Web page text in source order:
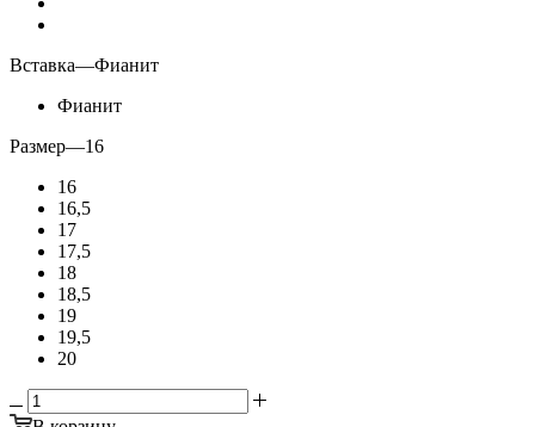
Вставка—Фианит
Фианит
Размер—16
16
16,5
17
17,5
18
18,5
19
19,5
20